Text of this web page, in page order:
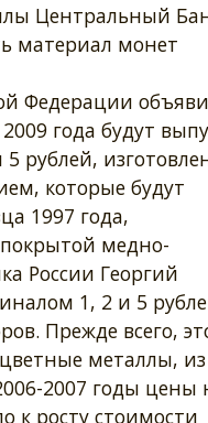
Центральный
материал монет
Федерации
года будут
рублей,
которые будут
1997 года,
медно-
России Георгий
1, 2 и 5
Прежде всего,
металлы, из
2007 годы цены
к росту стоимости